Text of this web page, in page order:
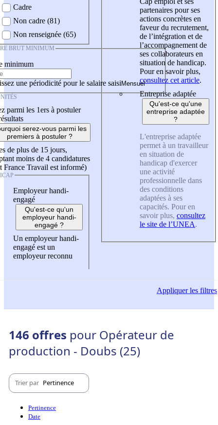
Cadre
Non cadre (81)
Non renseignée (65)
BRUT MINIMUM
minimum
une périodicité pour le salaire saisi
parmi les 1ers à postuler
serez-vous parmi les
premiers à postuler ?
de plus de 15 jours,
moins de 4 candidatures
France Travail est informé)
Employeur handi-
engagé
Qu'est-ce qu'un
employeur handi-
engagé ?
Un employeur handi-
engagé est un
employeur reconnu
partenaires pour ses
actions concrètes en
faveur du recrutement,
de l’intégration et de
l’accompagnement de
ses collaborateurs en
situation de handicap.
Pour en savoir plus,
consultez cet article.
Entreprise adaptée
Qu'est-ce qu'une
entreprise adaptée
?
L'entreprise adaptée
permet à un travailleur
en situation de
handicap d'exercer
une activité
professionnelle dans
des conditions
adaptées à ses
capacités. Pour en
savoir plus, consultez
le site de l’UNEA.
Appliquerles filtres
146 offres pour Opérateur de
production - Doubs (25)
Trier par Pertinence
Pertinence
Date